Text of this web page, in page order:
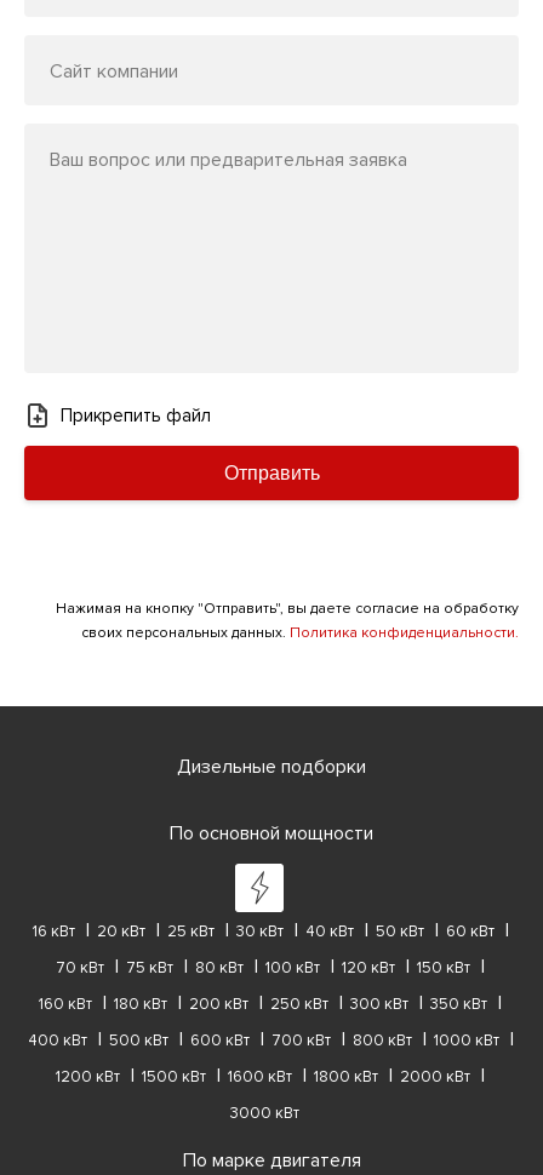
Сайт компании
Ваш вопрос или предварительная заявка
Прикрепить файл
Отправить
Нажимая на кнопку "Отправить", вы даете согласие на обработку
своих персональных данных. Политика конфиденциальности.
Дизельные подборки
По основной мощности
16 кВт 20 кВт 25 кВт 30 кВт 40 кВт 50 кВт
60 кВт
70 кВт
75 кВт 80 кВт 100 кВт 120 кВт
150 кВт
160 кВт
180 кВт 200 кВт 250 кВт 300 кВт
350 кВт
400 кВт
500 кВт 600 кВт 700 кВт 800 кВт
1000 кВт
1200 кВт
1500 кВт 1600 кВт 1800 кВт
2000 кВт
3000 кВт
По марке двигателя